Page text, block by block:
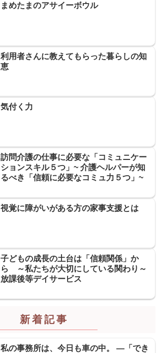
まめたまのアサイーボウル
利用者さんに教えてもらった暮らしの知
恵
気付く力
訪問介護の仕事に必要な「コミュニケー
ションスキル５つ」~ 介護ヘルパーが知
るべき「信頼に必要なコミュ力５つ」~
視覚に障がいがある方の家事支援とは
子どもの成長の土台は「信頼関係」か
ら ～私たちが大切にしている関わり～
放課後等デイサービス
新着記事
私の事務所は、今日も車の中。 ―「でき